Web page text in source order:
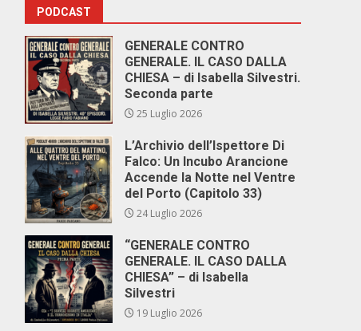
PODCAST
GENERALE CONTRO
GENERALE. IL CASO DALLA
CHIESA – di Isabella Silvestri.
Seconda parte
25 Luglio 2026
L’Archivio dell’Ispettore Di
Falco: Un Incubo Arancione
Accende la Notte nel Ventre
del Porto (Capitolo 33)
24 Luglio 2026
“GENERALE CONTRO
GENERALE. IL CASO DALLA
CHIESA” – di Isabella
Silvestri
19 Luglio 2026